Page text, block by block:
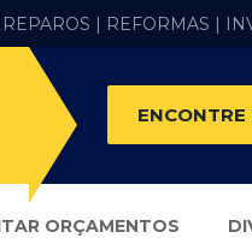
REPAROS | REFORMAS |
ENCONTRE
ORÇAMENTOS